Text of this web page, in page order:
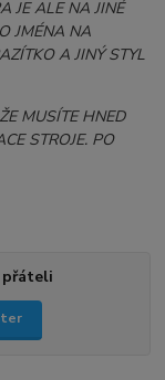
JE ALE NA JINÉ
JMÉNA NA
A JINÝ STYL
MUSÍTE HNED
STROJE. PO
přáteli